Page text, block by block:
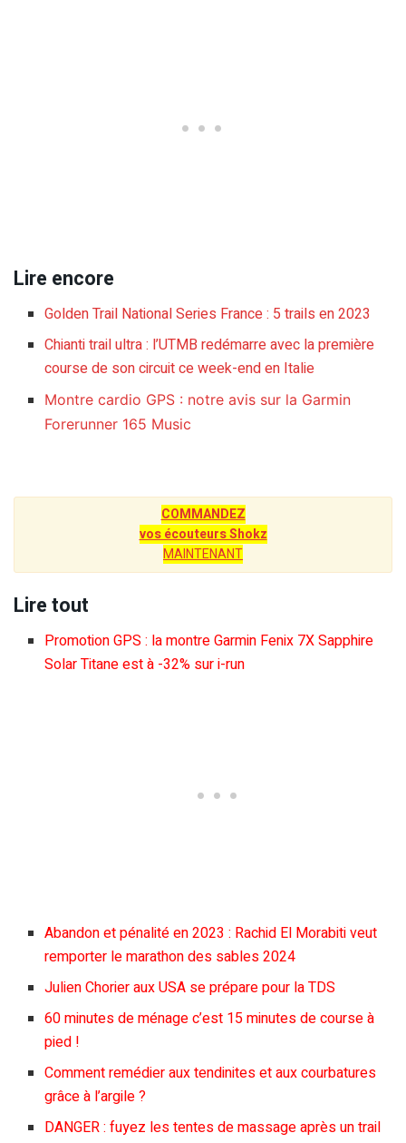
Lire encore
Golden Trail National Series France : 5 trails en 2023
Chianti trail ultra : l’UTMB redémarre avec la première
course de son circuit ce week-end en Italie
Montre cardio GPS : notre avis sur la Garmin
Forerunner 165 Music
COMMANDEZ
vos écouteurs Shokz
MAINTENANT
Lire tout
Promotion GPS : la montre Garmin Fenix 7X Sapphire
Solar Titane est à -32% sur i-run
Abandon et pénalité en 2023 : Rachid El Morabiti veut
remporter le marathon des sables 2024
Julien Chorier aux USA se prépare pour la TDS
60 minutes de ménage c’est 15 minutes de course à
pied !
Comment remédier aux tendinites et aux courbatures
grâce à l’argile ?
DANGER : fuyez les tentes de massage après un trail